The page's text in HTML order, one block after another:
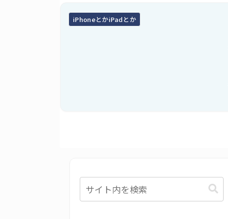
iPhoneとかiPadとか